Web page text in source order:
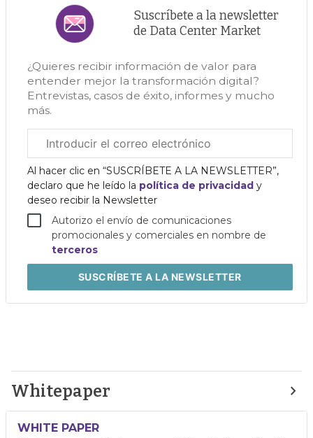
Suscríbete a la newsletter
de Data Center Market
¿Quieres recibir información de valor para
entender mejor la transformación digital?
Entrevistas, casos de éxito, informes y mucho
más.
electrónico
corporativo
Al hacer clic en “SUSCRÍBETE A LA NEWSLETTER”,
declaro que he leído la política de privacidad y
deseo recibir la Newsletter
Autorizo el envío de comunicaciones
promocionales y comerciales en nombre de
terceros
SUSCRÍBETEA LA NEWSLETTER
Whitepaper
WHITE PAPER